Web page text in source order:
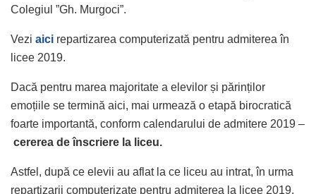
Colegiul ”Gh. Murgoci”.
Vezi aici repartizarea computerizată pentru admiterea în
licee 2019.
Dacă pentru marea majoritate a elevilor și părinților
emoțiile se termină aici, mai urmează o etapă birocratică
foarte importantă, conform calendarului de admitere 2019 –
cererea de înscriere la liceu.
Astfel, după ce elevii au aflat la ce liceu au intrat, în urma
repartizarii computerizate pentru admiterea la licee 2019,